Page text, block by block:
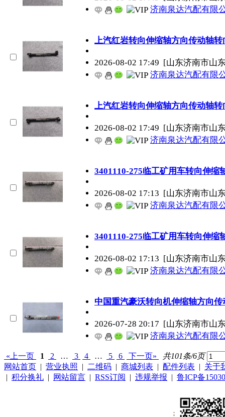
济南泉达汽配有限
上汽红岩转向伸缩轴方向传动轴
2026-08-02 17:49 [山东济南市山
济南泉达汽配有限
上汽红岩转向伸缩轴方向传动轴
2026-08-02 17:49 [山东济南市山
济南泉达汽配有限
3401110-275临工矿用车转向伸缩
2026-08-02 17:13 [山东济南市山
济南泉达汽配有限
3401110-275临工矿用车转向伸缩
2026-08-02 17:13 [山东济南市山
济南泉达汽配有限
中国重汽豪沃转向机伸缩轴方向
2026-07-28 20:17 [山东济南市山
济南泉达汽配有限
«上一页 1 2 … 3 4 … 5 6 下一页»
共101条/6页
网站首页 | 营业执照 | 二维码 | 商城列表 | 配件列表 | 关于
| 积分换礼 | 网站留言 | RSS订阅 | 违规举报 | 鲁ICP备